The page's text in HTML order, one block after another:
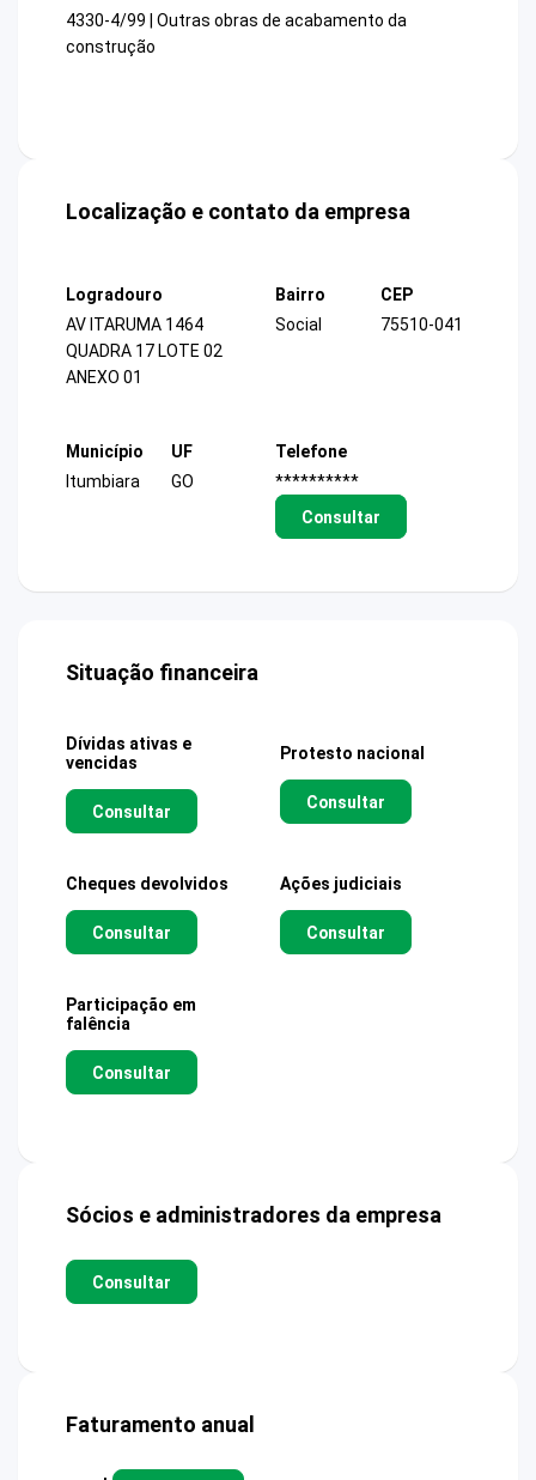
4330-4/99 | Outras obras de acabamento da
construção
Localização e contato da empresa
Logradouro
AV ITARUMA 1464
QUADRA 17 LOTE 02
ANEXO 01
Bairro
Social
CEP
75510-041
Município
Itumbiara
UF
GO
Telefone
**********
Consultar
Situação financeira
Dívidas ativas e
vencidas
Consultar
Protesto nacional
Consultar
Cheques devolvidos
Consultar
Ações judiciais
Consultar
Participação em
falência
Consultar
Sócios e administradores da empresa
Consultar
Faturamento anual